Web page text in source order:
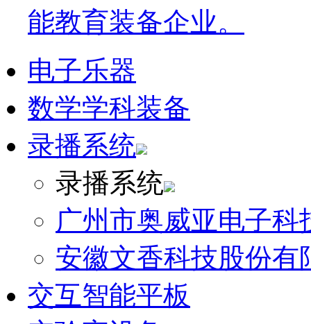
能教育装备企业。
电子乐器
数学学科装备
录播系统
录播系统
广州市奥威亚电子科
安徽文香科技股份有
交互智能平板